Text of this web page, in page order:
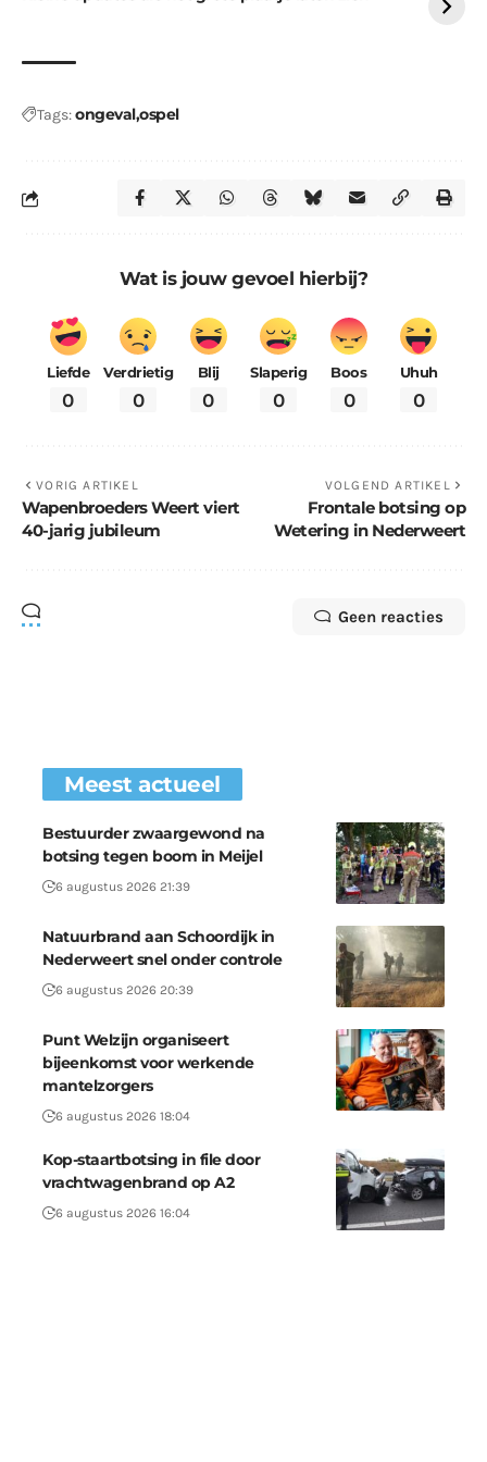
Tags:ongevalospel
Wat is jouw gevoel hierbij?
Liefde
0
Verdrietig
0
Blij
0
Slaperig
0
Boos
0
Uhuh
0
VORIG ARTIKEL
Wapenbroeders Weert viert
40-jarig jubileum
VOLGEND ARTIKEL
Frontale botsing op
Wetering in Nederweert
Geen reacties
Meest actueel
Bestuurder zwaargewond na
botsing tegen boom in Meijel
6 augustus 2026 21:39
Natuurbrand aan Schoordijk in
Nederweert snel onder controle
6 augustus 2026 20:39
Punt Welzijn organiseert
bijeenkomst voor werkende
mantelzorgers
6 augustus 2026 18:04
Kop-staartbotsing in file door
vrachtwagenbrand op A2
6 augustus 2026 16:04